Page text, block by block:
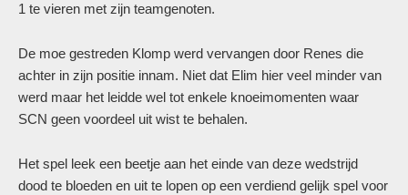
1 te vieren met zijn teamgenoten.
De moe gestreden Klomp werd vervangen door Renes die
achter in zijn positie innam. Niet dat Elim hier veel minder van
werd maar het leidde wel tot enkele knoeimomenten waar
SCN geen voordeel uit wist te behalen.
Het spel leek een beetje aan het einde van deze wedstrijd
dood te bloeden en uit te lopen op een verdiend gelijk spel voor